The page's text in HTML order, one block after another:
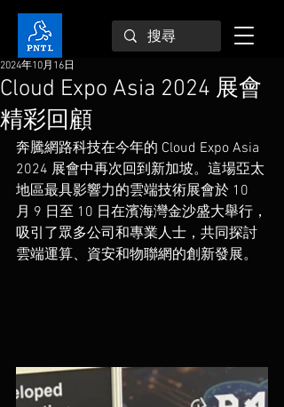
Cloud Expo Asia 2024 展會
精彩回顧
2024年10月16日
奔騰網路科技在今年的 Cloud Expo Asia
2024 展會中再次回到新加坡。這場亞太
地區最具影響力的雲端技術展會於 10
月 9 日至 10 日在濱海灣金沙盛大舉行，
吸引了眾多公司和專業人士，共同探討
雲端運算、資安和物聯網的創新發展。